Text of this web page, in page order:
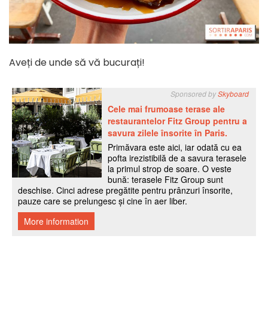
Aveți de unde să vă bucurați!